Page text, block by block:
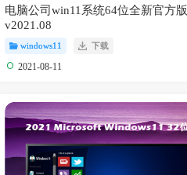
电脑公司win11系统64位全新官方版
v2021.08
windows11 下载
2021-08-11